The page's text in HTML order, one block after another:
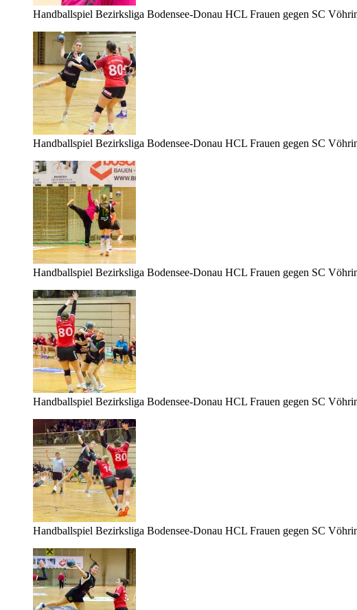
Handballspiel Bezirksliga Bodensee-Donau HCL Frauen gegen SC
Handballspiel Bezirksliga Bodensee-Donau HCL Frauen gegen SC
Handballspiel Bezirksliga Bodensee-Donau HCL Frauen gegen SC
Handballspiel Bezirksliga Bodensee-Donau HCL Frauen gegen SC
Handballspiel Bezirksliga Bodensee-Donau HCL Frauen gegen SC